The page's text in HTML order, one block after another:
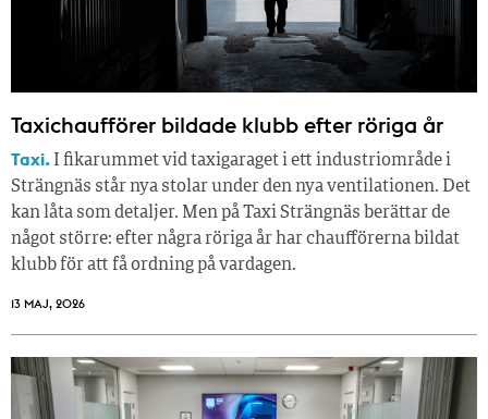
Taxichaufförer bildade klubb efter röriga år
Taxi. I fikarummet vid taxigaraget i ett industriområde i
Strängnäs står nya stolar under den nya ventilationen. Det
kan låta som detaljer. Men på Taxi Strängnäs berättar de
något större: efter några röriga år har chaufförerna bildat
klubb för att få ordning på vardagen.
13 MAJ, 2026